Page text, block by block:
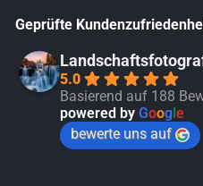
Geprüfte
5.0
Basierend auf 188
powered by Google
bewerte uns auf